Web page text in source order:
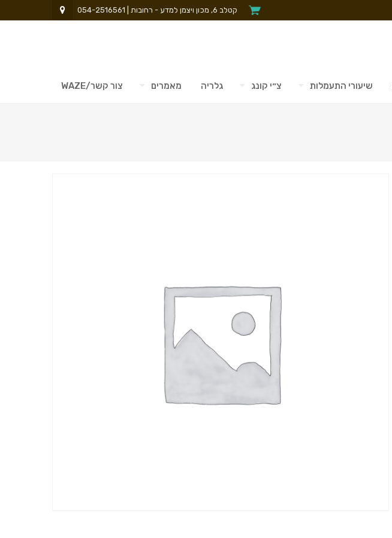
קטלב 6, מכון ויצמן למדע - רחובות | 054-2516561
שיעורי התעמלות צ״י קונג גלריה מאמרים צור קשר/WAZE